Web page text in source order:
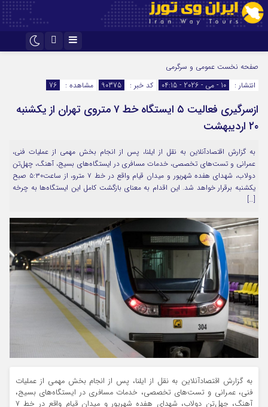
اینستاگرام
صفحه نخست عمومی و سرگرمی
انتشار :
10 - می - 2026 - 04:15 کد خبر : 90375 مشاهده : 76
ازسرگیری فعالیت ۵ ایستگاه خط ۷ متروی تهران از یکشنبه
۲۰ اردیبهشت
به گزارش اقتصادآنلاین به نقل از ایلنا، پس از انجام بخش مهمی از عملیات فنی،
عمرانی و تست‌های تخصصی، خدمات مسافری در ایستگاه‌های بسیج، آهنگ، چهل‌تن
دولاب، شهدای هفده شهریور و میدان قیام واقع در خط ۷ مترو، از ساعت۵:۳۰ صبح
یکشنبه برقرار خواهد شد. این اقدام به معنای بازگشت کامل این ایستگاه‌ها به چرخه
[…]
به گزارش اقتصادآنلاین به نقل از ایلنا، پس از انجام بخش مهمی از عملیات
فنی، عمرانی و تست‌های تخصصی، خدمات مسافری در ایستگاه‌های بسیج،
آهنگ، چهل‌تن دولاب، شهدای هفده شهریور و میدان قیام واقع در خط ۷